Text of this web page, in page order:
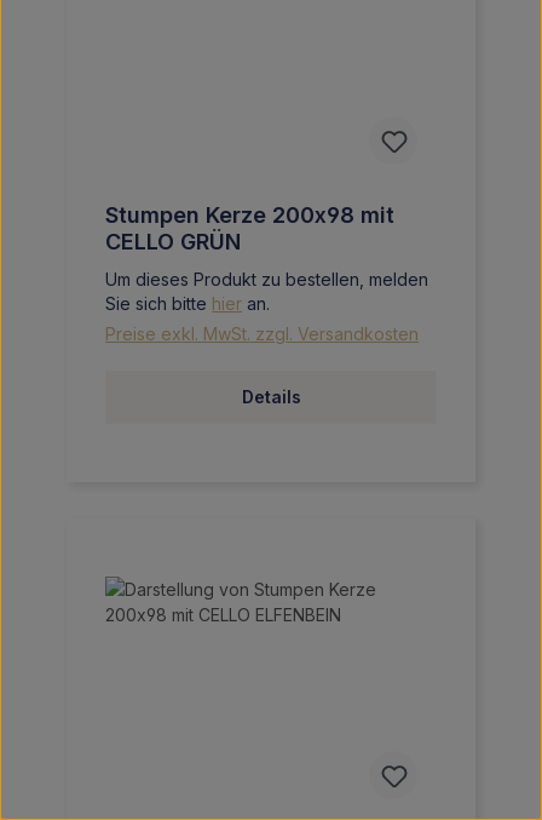
Stumpen Kerze 200x98 mit
CELLO GRÜN
Um dieses Produkt zu bestellen, melden
Sie sich bitte hier an.
Preise exkl. MwSt. zzgl. Versandkosten
Details